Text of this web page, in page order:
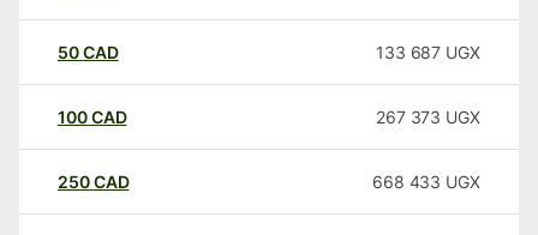
50CAD 133 687 UGX
100CAD 267 373 UGX
250CAD 668 433 UGX